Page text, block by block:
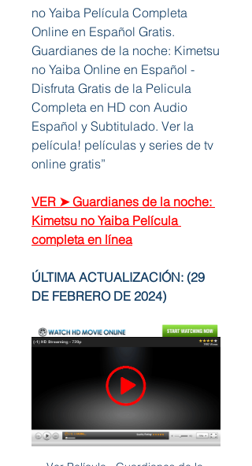
no Yaiba Película Completa
Online en Español Gratis.
Guardianes de la noche: Kimetsu
no Yaiba Online en Español -
Disfruta Gratis de la Pelicula
Completa en HD con Audio
Español y Subtitulado. Ver la
película! películas y series de tv
online gratis”
VER ➤ Guardianes de la noche:
Kimetsu no Yaiba Película
completa en línea
ÚLTIMA ACTUALIZACIÓN: (29
DE FEBRERO DE 2024)